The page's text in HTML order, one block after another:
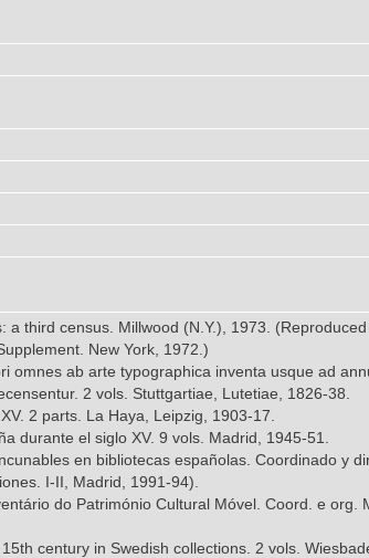
third census. Millwood (N.Y.), 1973.
New York, 1972.)
omnes ab arte typographica inventa usque ad
2 vols. Stuttgartiae, Lutetiae, 1826-38.
2 parts. La Haya, Leipzig, 1903-17.
durante el siglo XV. 9 vols. Madrid, 1945-51.
en bibliotecas españolas. Coordinado y
I-II, Madrid, 1991-94).
do Património Cultural Móvel. Coord. e org.
century in Swedish collections. 2 vols.